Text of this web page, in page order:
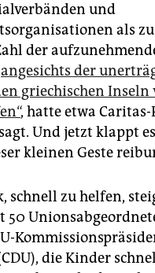
und
als
der
der
griechischen Inseln
, hatte etwa
Und jetzt klappt
kleinen Geste
schnell zu helfen,
50
die Kinder